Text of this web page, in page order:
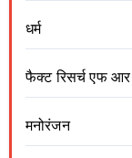
धर्म
फैक्ट रिसर्च एफ आर
मनोरंजन